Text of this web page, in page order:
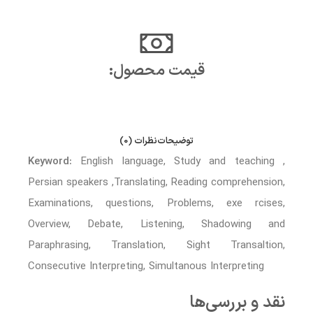
قیمت محصول:​
توضیحاتنظرات (0)
Keyword: English language, Study and teaching ,
Persian speakers ,Translating, Reading comprehension,
Examinations, questions, Problems, exe rcises,
Overview, Debate, Listening, Shadowing and
Paraphrasing, Translation, Sight Transaltion,
Consecutive Interpreting, Simultanous Interpreting
نقد و بررسی‌ها